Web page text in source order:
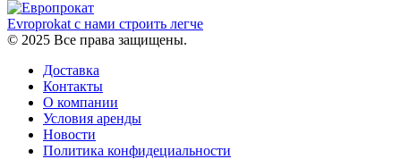
Evroprokat с нами строить легче
© 2025 Все права защищены.
Доставка
Контакты
О компании
Условия аренды
Новости
Политика конфидециальности